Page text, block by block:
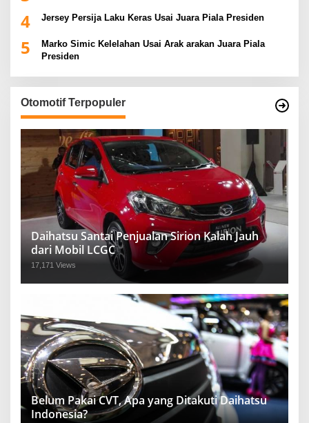
4 Jersey Persija Laku Keras Usai Juara Piala Presiden
5
Marko Simic Kelelahan Usai Arak arakan Juara Piala
Presiden
Otomotif Terpopuler
Daihatsu Santai Penjualan Sirion Kalah Jauh
dari Mobil LCGC
17,171 Views
Belum Pakai CVT, Apa yang Ditakuti Daihatsu
Indonesia?